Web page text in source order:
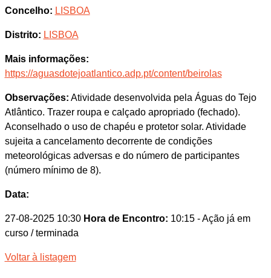
Concelho: LISBOA
Distrito: LISBOA
Mais informações:
https://aguasdotejoatlantico.adp.pt/content/beirolas
Observações: Atividade desenvolvida pela Águas do Tejo
Atlântico. Trazer roupa e calçado apropriado (fechado).
Aconselhado o uso de chapéu e protetor solar. Atividade
sujeita a cancelamento decorrente de condições
meteorológicas adversas e do número de participantes
(número mínimo de 8).
Data:
27-08-2025 10:30 Hora de Encontro: 10:15 - Ação já em
curso / terminada
Voltar à listagem